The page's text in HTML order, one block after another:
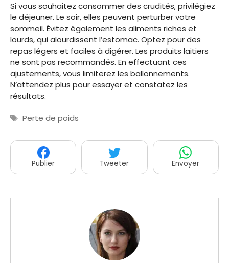
Si vous souhaitez consommer des crudités, privilégiez
le déjeuner. Le soir, elles peuvent perturber votre
sommeil. Évitez également les aliments riches et
lourds, qui alourdissent l’estomac. Optez pour des
repas légers et faciles à digérer. Les produits laitiers
ne sont pas recommandés. En effectuant ces
ajustements, vous limiterez les ballonnements.
N’attendez plus pour essayer et constatez les
résultats.
Étiquettes
Perte de poids
Publier Tweeter Envoyer